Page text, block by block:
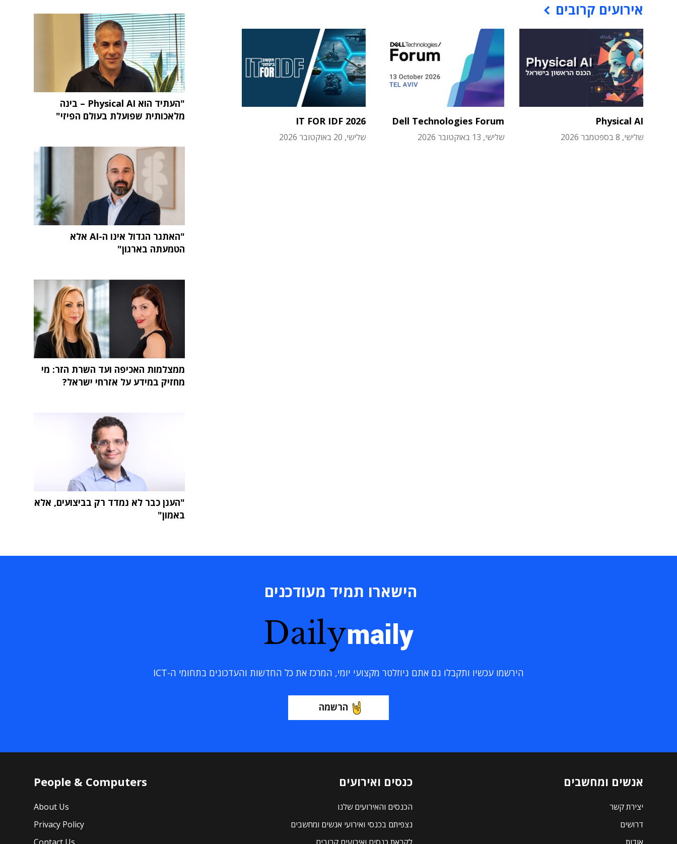
אירועים קרובים
Physical AI
שלישי, 8 בספטמבר 2026
Dell Technologies Forum
שלישי, 13 באוקטובר 2026
IT FOR IDF 2026
שלישי, 20 באוקטובר 2026
"העתיד הוא Physical AI – בינה
מלאכותית שפועלת בעולם הפיזי"
"האתגר הגדול אינו ה-AI אלא
הטמעתה בארגון"
ממצלמות האכיפה ועד השרת הזר: מי
מחזיק במידע על אזרחי ישראל?
"הענן כבר לא נמדד רק בביצועים, אלא
באמון"
הישארו תמיד מעודכנים
Dailymaily
הירשמו עכשיו ותקבלו גם אתם ניוזלטר מקצועי יומי, המרכז את כל החדשות והעדכונים בתחומי ה-ICT
הרשמה
אנשים ומחשבים
יצירת קשר
דרושים
כנסים ואירועים
הכנסים והאירועים שלנו
נצפיתם בכנסי ואירועי אנשים ומחשבים
People & Computers
About Us
Privacy Policy